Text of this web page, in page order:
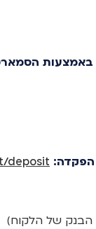
באמצעות
הפקדה: deposit
הבנק של הלקוח)